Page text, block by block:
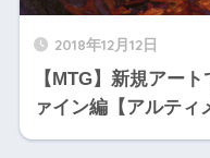
2018年12月12日
【MTG】新規アー
ァイン編【アルティ